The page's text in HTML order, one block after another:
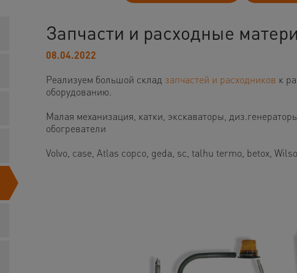
Запчасти и расходные
08.04.2022
Реализуем большой склад запчастей и расходников к
оборудованию.
Малая механизация, катки, экскаваторы,
обогреватели
Volvo, case, Atlas copco, geda, sc, talhu termo, betox,